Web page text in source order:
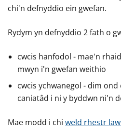
w
chi'n defnyddio ein gwefan.
Rydym yn defnyddio 2 fath o
cwcis hanfodol - mae'n
mwyn i'n gwefan weithio
cwcis ychwanegol - dim
caniatâd i ni y byddwn ni'n
Mae modd i chi weld rhestr